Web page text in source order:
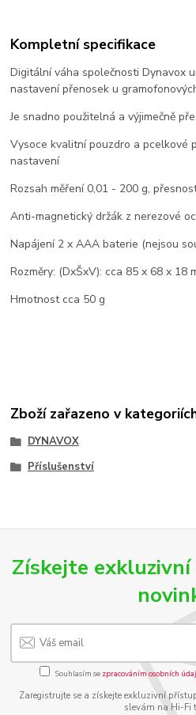
Kompletní specifikace
Digitální váha společnosti Dynavox
nastavení přenosek u
Je snadno použitelná a výjimečně
Vysoce kvalitní pouzdro a pcelkové
nastavení
Rozsah měření 0,01 - 200 g,
Anti-magnetický držák z nerezové
Napájení 2 x AAA baterie (nejsou
Rozměry: (DxŠxV): cca 85 x 68 x 18
Hmotnost cca 50 g
Zboží zařazeno v
DYNAVOX
Příslušenství
Získejte
Souhlasím se zpracováním osobních
Zaregistrujte se a získejte exkluzivní
slevám na Hi-Fi